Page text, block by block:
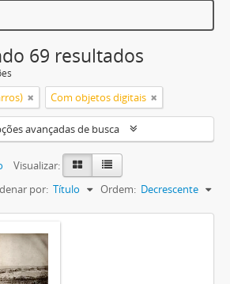
69 resultados
Com objetos digitais
avançadas de busca
Visualizar:
por: Título Ordem: Decrescente